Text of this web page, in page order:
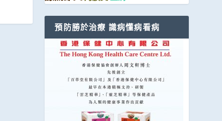
預防勝於治療 識病懂病看病